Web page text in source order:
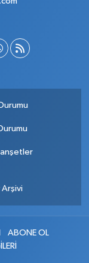
Arşivi
ABONE OL